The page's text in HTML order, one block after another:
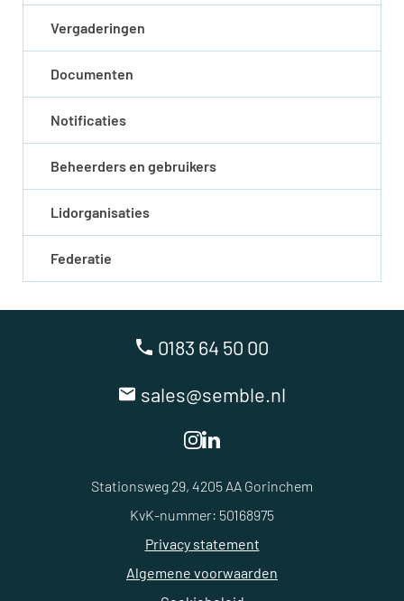
Vergaderingen
Documenten
Notificaties
Beheerders en gebruikers
Lidorganisaties
Federatie
0183 64 50 00
sales@semble.nl
Stationsweg 29, 4205 AA Gorinchem
KvK-nummer: 50168975
Privacy statement
Algemene voorwaarden